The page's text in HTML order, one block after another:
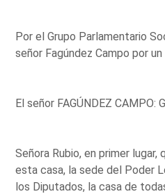
Por el Grupo Parlamentario
señor Fagúndez Campo por
El señor FAGÚNDEZ CAMPO:
Señora Rubio, en primer lugar,
esta casa, la sede del Poder
los Diputados, la casa de